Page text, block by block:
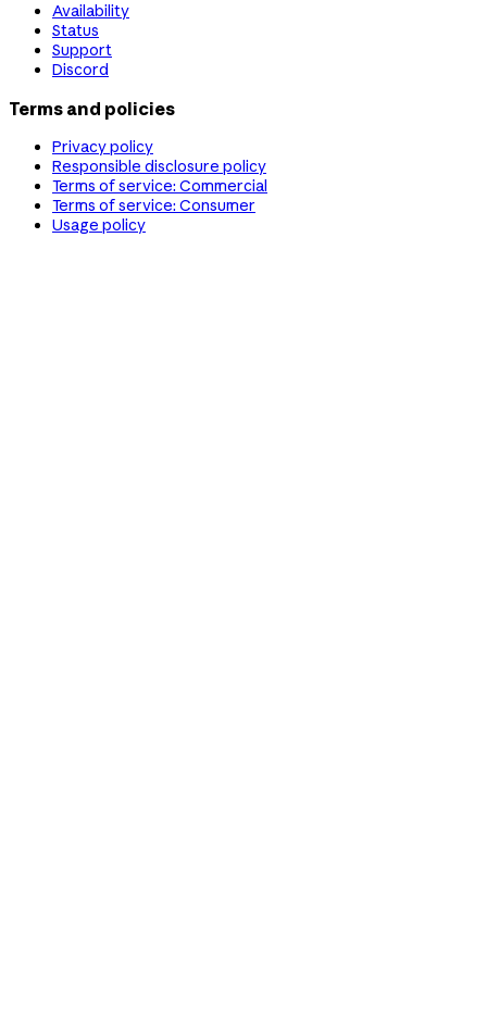
Availability
Status
Support
Discord
Terms and policies
Privacy policy
Responsible disclosure policy
Terms of service: Commercial
Terms of service: Consumer
Usage policy